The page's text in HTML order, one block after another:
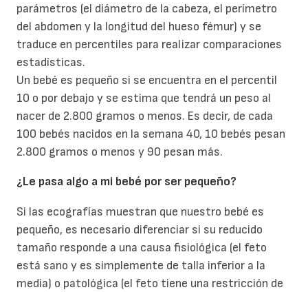
parámetros (el diámetro de la cabeza, el perímetro
del abdomen y la longitud del hueso fémur) y se
traduce en percentiles para realizar comparaciones
estadísticas.
Un bebé es pequeño si se encuentra en el percentil
10 o por debajo y se estima que tendrá un peso al
nacer de 2.800 gramos o menos. Es decir, de cada
100 bebés nacidos en la semana 40, 10 bebés pesan
2.800 gramos o menos y 90 pesan más.
¿Le pasa algo a mi bebé por ser pequeño?
Si las ecografías muestran que nuestro bebé es
pequeño, es necesario diferenciar si su reducido
tamaño responde a una causa fisiológica (el feto
está sano y es simplemente de talla inferior a la
media) o patológica (el feto tiene una restricción de